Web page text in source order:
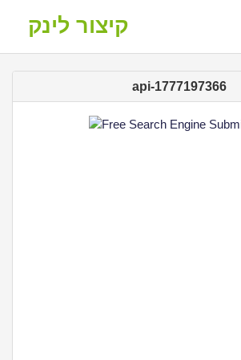
קיצור לינק
api-1777197366